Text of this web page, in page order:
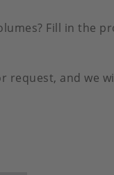
Fill in the
request, and we